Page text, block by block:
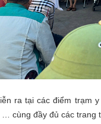
tại các điểm trạm y
cùng đầy đủ các trang